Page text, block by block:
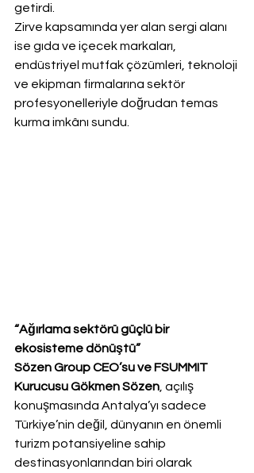
getirdi.
Zirve kapsamında yer alan sergi alanı
ise gıda ve içecek markaları,
endüstriyel mutfak çözümleri, teknoloji
ve ekipman firmalarına sektör
profesyonelleriyle doğrudan temas
kurma imkânı sundu.
“Ağırlama sektörü güçlü bir
ekosisteme dönüştü”
Sözen Group CEO’su ve FSUMMIT
Kurucusu Gökmen Sözen , açılış
konuşmasında Antalya’yı sadece
Türkiye’nin değil, dünyanın en önemli
turizm potansiyeline sahip
destinasyonlarından biri olarak